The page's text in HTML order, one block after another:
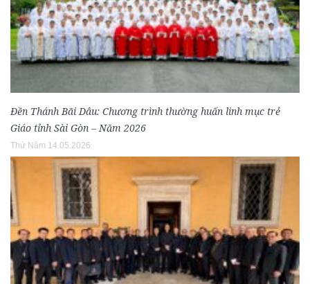
Đền Thánh Bãi Dâu: Chương trình thường huấn linh mục trẻ
Giáo tỉnh Sài Gòn – Năm 2026
Thứ Năm 14.05.2026